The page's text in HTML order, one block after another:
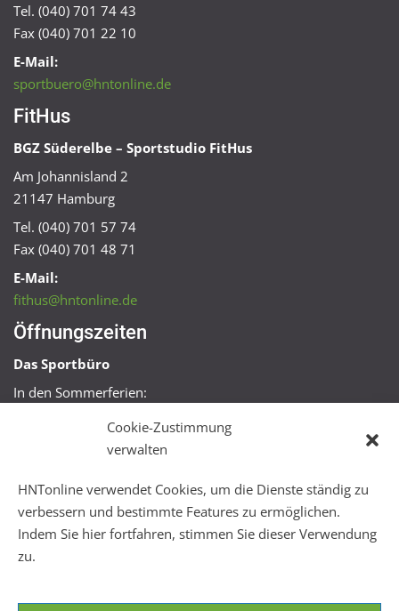
Cookie-Zustimmung
verwalten
HNTonline verwendet Cookies, um die Dienste ständig zu
verbessern und bestimmte Features zu ermöglichen.
Indem Sie hier fortfahren, stimmen Sie dieser Verwendung
zu.
Tel. (040) 701 74 43
Fax (040) 701 22 10
E-Mail:
sportbuero@hntonline.de
FitHus
BGZ Süderelbe – Sportstudio FitHus
Am Johannisland 2
21147 Hamburg
Tel. (040) 701 57 74
Fax (040) 701 48 71
E-Mail:
fithus@hntonline.de
Öffnungszeiten
Das Sportbüro
In den Sommerferien:
Mo + Mi 16:00 – 18:00 Uhr
Mo – Fr 08:00 – 22:00 Uhr
Sa + So 10:00 – 18:00 Uhr